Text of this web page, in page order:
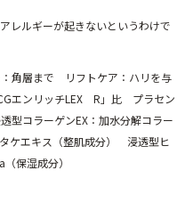
レルギーが起きないというわけで
角層まで リフトケア：ハリを与
エンリッチLEX R」比 プラセン
型コラーゲンEX：加水分解コラー
ケエキス（整肌成分） 浸透型ヒ
保湿成分）